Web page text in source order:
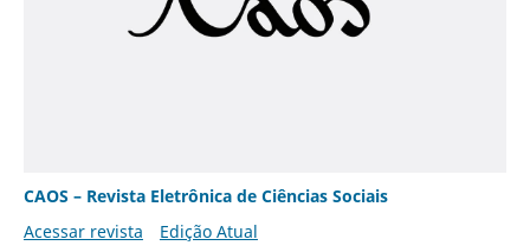
CAOS – Revista Eletrônica de Ciências Sociais
Acessar revista
Edição Atual